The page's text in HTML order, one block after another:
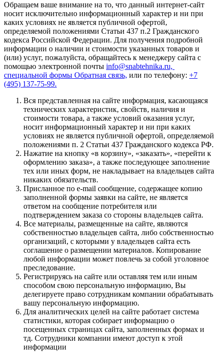
Обращаем ваше внимание на то, что данный интернет-сайт
носит исключительно информационный характер и ни при
каких условиях не является публичной офертой,
определяемой положениями Статьи 437 п.2 Гражданского
кодекса Российской Федерации. Для получения подробной
информации о наличии и стоимости указанных товаров и
(или) услуг, пожалуйста, обращайтесь к менеджеру сайта с
помощью электронной почты info@snabtehnika.ru,
специальной формы Обратная связь, или по телефону: +7
(495) 137-75-99.
Вся представленная на сайте информация, касающаяся
технических характеристик, свойств, наличия и
стоимости товара, а также условий оказания услуг,
носит информационный характер и ни при каких
условиях не является публичной офертой, определяемой
положениями п. 2 Статьи 437 Гражданского кодекса РФ.
Нажатие на кнопку «в корзину», «заказать», «перейти к
оформлению заказа», а также последующее заполнение
тех или иных форм, не накладывает на владельцев сайта
никаких обязательств.
Присланное по e-mail сообщение, содержащее копию
заполненной формы заявки на сайте, не является
ответом на сообщение потребителя или
подтверждением заказа со стороны владельцев сайта.
Все материалы, размещенные на сайте, являются
собственностью владельцев сайта, либо собственностью
организаций, с которыми у владельцев сайта есть
соглашение о размещении материалов. Копирование
любой информации может повлечь за собой уголовное
преследование.
Регистрируясь на сайте или оставляя тем или иным
способом свою персональную информацию, Вы
делегируете право сотрудникам компании обрабатывать
вашу персональную информацию.
Для аналитических целей на сайте работает система
статистики, которая собирает информацию о
посещенных страницах сайта, заполненных формах и
тд. Сотрудники компании имеют доступ к этой
информации